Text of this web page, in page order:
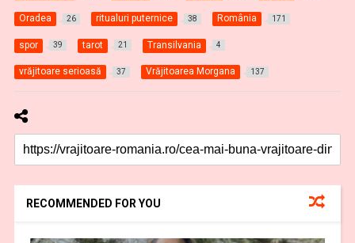
Oradea 26 ritualuri puternice 38 România 171
spor 39 tarot 21 Transilvania 4
vrăjitoare serioasă 37 Vrăjitoarea Morgana 137
RECOMMENDED FOR YOU